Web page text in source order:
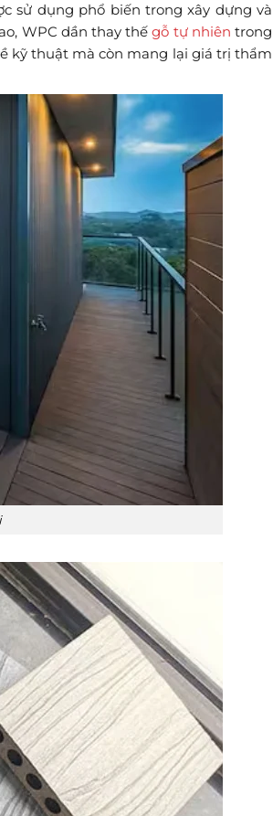
sử dụng phổ biến trong xây dựng và
WPC dần thay thếgỗ tự nhiên trong
kỹ thuật mà còn mang lại giá trị thẩm